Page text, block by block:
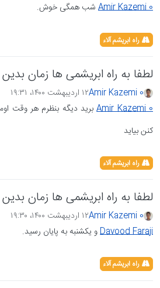
Amir Kazemi 0 شب همگی خوش.
راه ابریشم آلاء
لطفا به راه ابریشمی ها زمان بدین
Amir Kazemi 0۱۲ اردیبهشت ۱۴۰۰،‏ ۱۹:۳۱
Amir Kazemi 0برید دیگه بنظرم هر وقت
کنن بیاید
راه ابریشم آلاء
لطفا به راه ابریشمی ها زمان بدین
Amir Kazemi 0۱۲ اردیبهشت ۱۴۰۰،‏ ۱۹:۳۰
Davood Farajiو یکشنبه به پایان رسید.
راه ابریشم آلاء